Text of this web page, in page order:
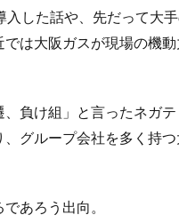
した話や、先だって大
は大阪ガスが現場の機
負け組」と言ったネガ
グループ会社を多く持
あろう出向。